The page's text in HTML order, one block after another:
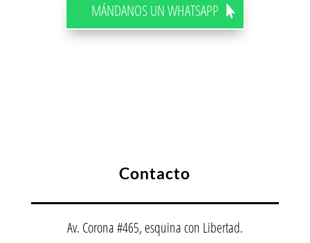
MÁNDANOS UN WHATSAPP
Contacto
Av. Corona #465, esquina con Libertad.